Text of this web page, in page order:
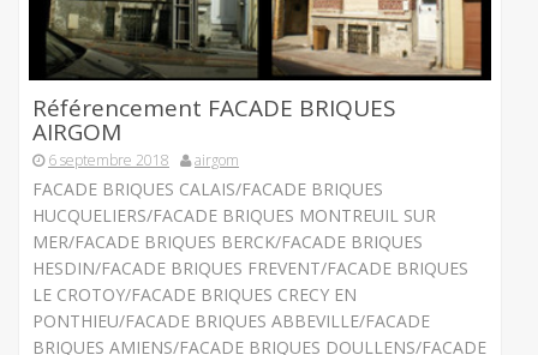
Référencement FACADE BRIQUES
AIRGOM
6 septembre 2018 airgom
FACADE BRIQUES CALAIS/FACADE BRIQUES
HUCQUELIERS/FACADE BRIQUES MONTREUIL SUR
MER/FACADE BRIQUES BERCK/FACADE BRIQUES
HESDIN/FACADE BRIQUES FREVENT/FACADE BRIQUES
LE CROTOY/FACADE BRIQUES CRECY EN
PONTHIEU/FACADE BRIQUES ABBEVILLE/FACADE
BRIQUES AMIENS/FACADE BRIQUES DOULLENS/FACADE